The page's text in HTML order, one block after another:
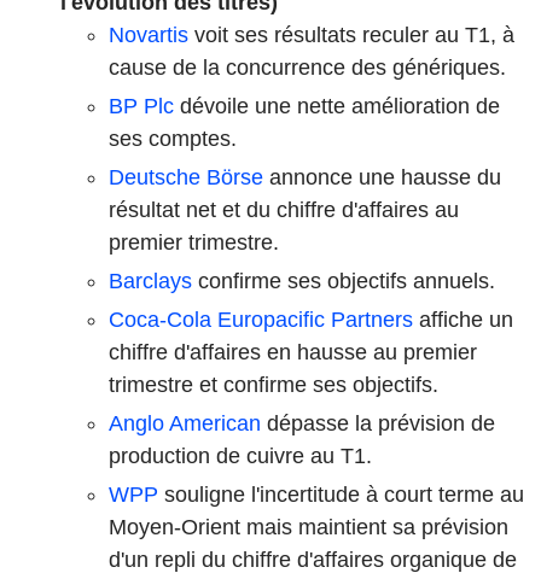
Novartis voit ses résultats reculer au T1, à
cause de la concurrence des génériques.
BP Plc dévoile une nette amélioration de
ses comptes.
Deutsche Börse annonce une hausse du
résultat net et du chiffre d'affaires au
premier trimestre.
Barclays confirme ses objectifs annuels.
Coca-Cola Europacific Partners affiche un
chiffre d'affaires en hausse au premier
trimestre et confirme ses objectifs.
Anglo American dépasse la prévision de
production de cuivre au T1.
WPP souligne l'incertitude à court terme au
Moyen-Orient mais maintient sa prévision
d'un repli du chiffre d'affaires organique de